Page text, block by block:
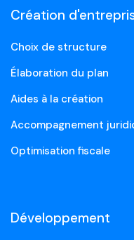
Création
Choix de structure
Élaboration du plan
Aides à la création
Accompagnement
Optimisation fiscale
Développement